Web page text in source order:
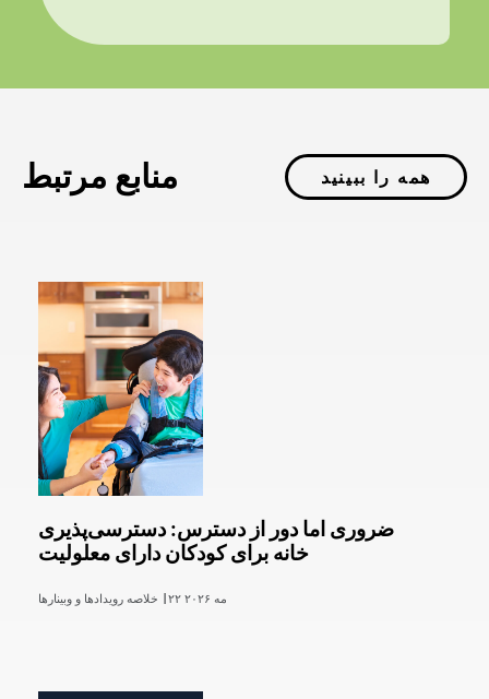
منابع مرتبط همه را ببینید
ضروری اما دور از دسترس: دسترسی‌پذیری
خانه برای کودکان دارای معلولیت
۲۲ مه ۲۰۲۶